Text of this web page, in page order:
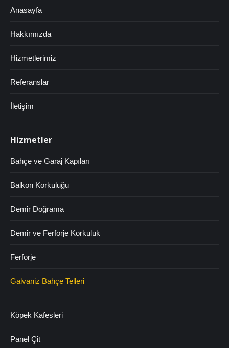
Anasayfa
Hakkımızda
Hizmetlerimiz
Referanslar
İletişim
Hizmetler
Bahçe ve Garaj Kapıları
Balkon Korkuluğu
Demir Doğrama
Demir ve Ferforje Korkuluk
Ferforje
Galvaniz Bahçe Telleri
Köpek Kafesleri
Panel Çit